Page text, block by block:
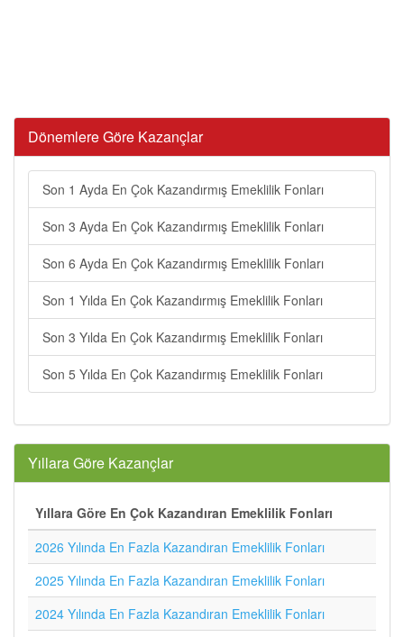
Dönemlere Göre Kazançlar
Son 1 Ayda En Çok Kazandırmış Emeklilik Fonları
Son 3 Ayda En Çok Kazandırmış Emeklilik Fonları
Son 6 Ayda En Çok Kazandırmış Emeklilik Fonları
Son 1 Yılda En Çok Kazandırmış Emeklilik Fonları
Son 3 Yılda En Çok Kazandırmış Emeklilik Fonları
Son 5 Yılda En Çok Kazandırmış Emeklilik Fonları
Yıllara Göre Kazançlar
Yıllara Göre En Çok Kazandıran Emeklilik Fonları
2026 Yılında En Fazla Kazandıran Emeklilik Fonları
2025 Yılında En Fazla Kazandıran Emeklilik Fonları
2024 Yılında En Fazla Kazandıran Emeklilik Fonları